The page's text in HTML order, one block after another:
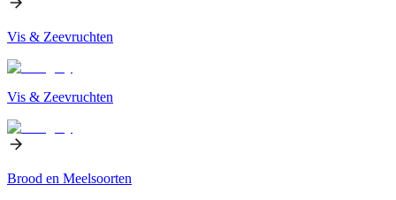
Vis & Zeevruchten
Vis & Zeevruchten
Brood en Meelsoorten